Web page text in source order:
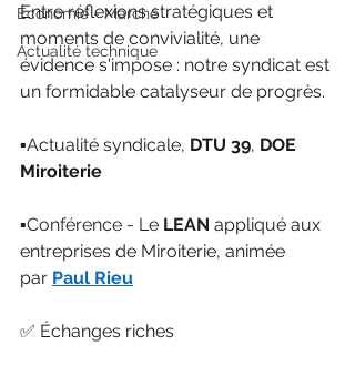
Économie - Marché
Actualité technique
Entre réflexions stratégiques et
moments de convivialité, une
évidence s'impose : notre syndicat est
un formidable catalyseur de progrès.
▪️Actualité syndicale, DTU 39, DOE
Miroiterie
▪️Conférence - Le LEAN appliqué aux
entreprises de Miroiterie, animée
par Paul Rieu
✅ Échanges riches